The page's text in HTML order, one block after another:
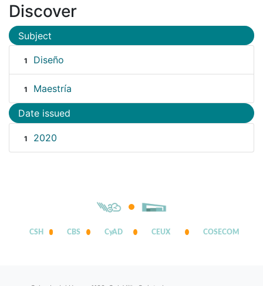
Discover
Subject
1 Diseño
1 Maestría
Date issued
1 2020
CSH CBS CyAD CEUX COSECOM